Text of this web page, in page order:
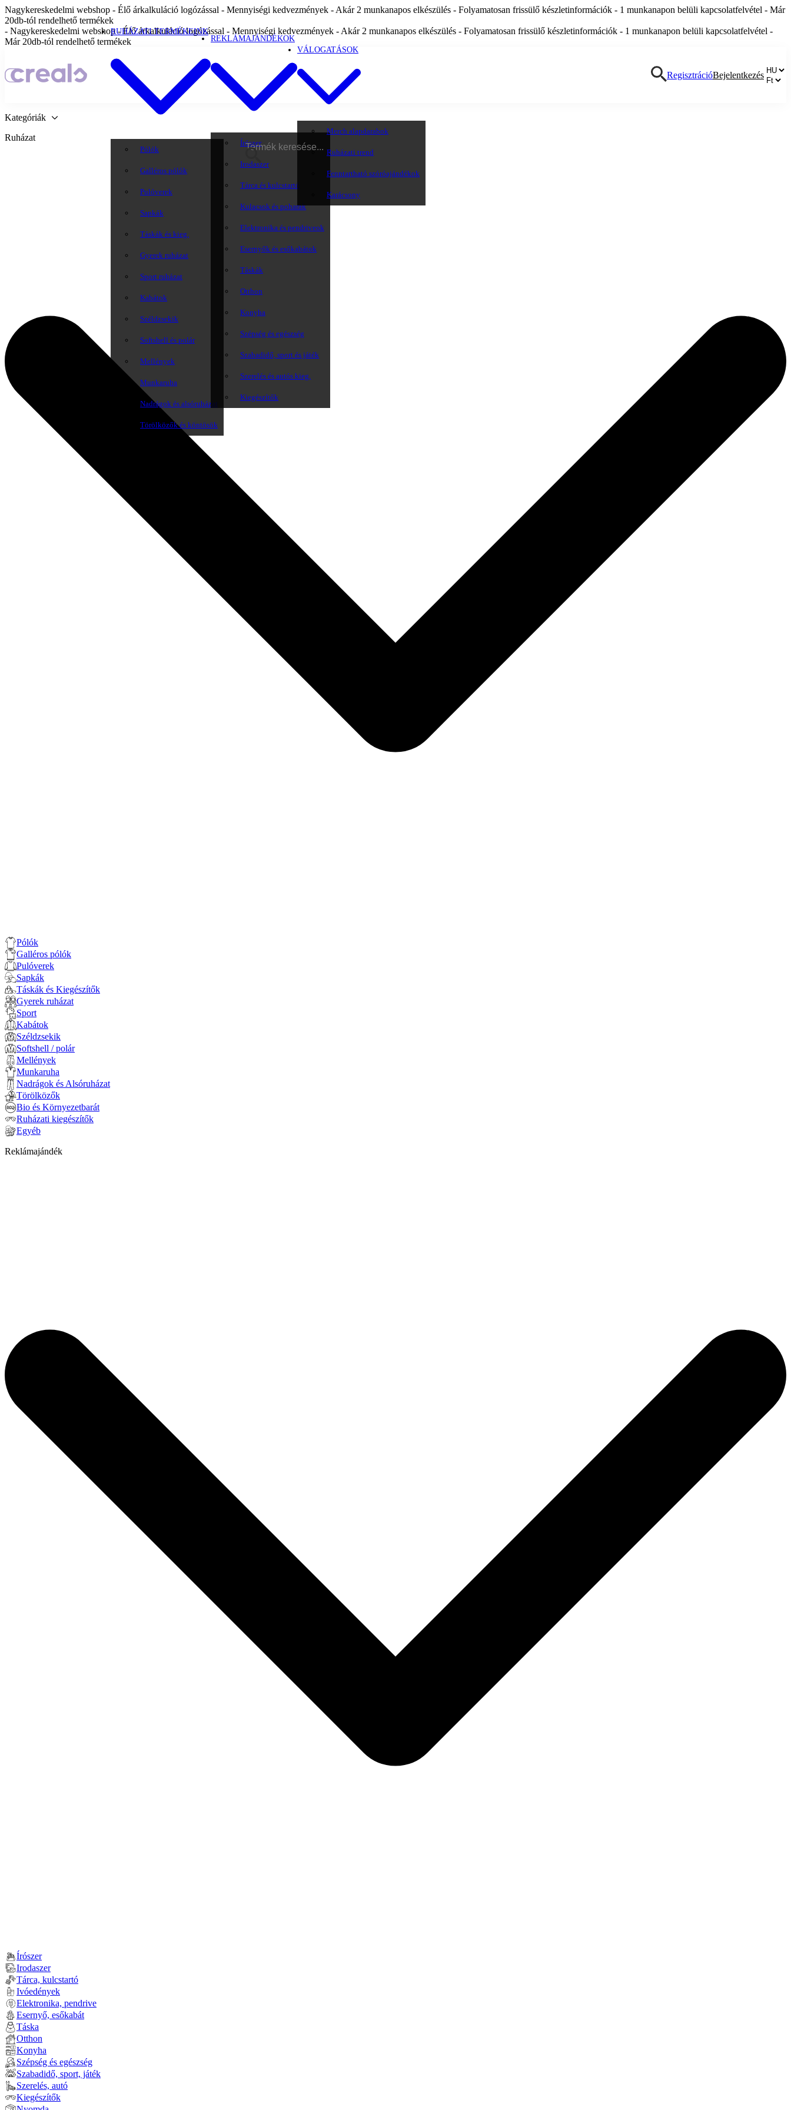
Nagykereskedelmi webshop - Élő árkalkuláció logózással - Mennyiségi kedvezmények - Akár 2 munkanapos elkészülés - Folyamatosan frissülő készletinformációk - 1 munkanapon belüli kapcsolatfelvétel - Már
20db-tól rendelhető termékek
- Nagykereskedelmi webshop - Élő árkalkuláció logózással - Mennyiségi kedvezmények - Akár 2 munkanapos elkészülés - Folyamatosan frissülő készletinformációk - 1 munkanapon belüli kapcsolatfelvétel -
Már 20db-tól rendelhető termékek
RUHÁZATI TERMÉKEINK
Pólók
Galléros pólók
Pulóverek
Sapkák
Táskák és kieg.
Gyerek ruházat
Sport ruházat
Kabátok
Széldzsekik
Softshell és polár
Mellények
Munkaruha
Nadrágok és alsóruházat
Törölközők és köntösök
REKLÁMAJÁNDÉKOK
Írószer
Irodaszer
Tárca és kulcstartó
Kulacsok és poharak
Elektronika és pendriveok
Esernyők és esőkabátok
Táskák
Otthon
Konyha
Szépség és egészség
Szabadidő, sport és játék
Szerelés és autós kieg.
Kiegészítők
VÁLOGATÁSOK
Merch alapdarabok
Ruházati trend
Fenntartható szóróajándékok
Karácsony
RegisztrációBejelentkezés
Kategóriák
Ruházat
Pólók
Galléros pólók
Pulóverek
Sapkák
Táskák és Kiegészítők
Gyerek ruházat
Sport
Kabátok
Széldzsekik
Softshell / polár
Mellények
Munkaruha
Nadrágok és Alsóruházat
Törölközők
Bio és Környezetbarát
Ruházati kiegészítők
Egyéb
Reklámajándék
Írószer
Irodaszer
Tárca, kulcstartó
Ivóedények
Elektronika, pendrive
Esernyő, esőkabát
Táska
Otthon
Konyha
Szépség és egészség
Szabadidő, sport, játék
Szerelés, autó
Kiegészítők